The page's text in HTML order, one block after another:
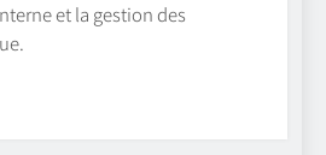
et la gestion des